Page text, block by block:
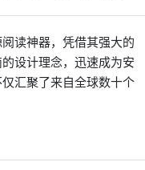
读神器，凭借其强大的
设计理念，迅速成为安
汇聚了来自全球数十个